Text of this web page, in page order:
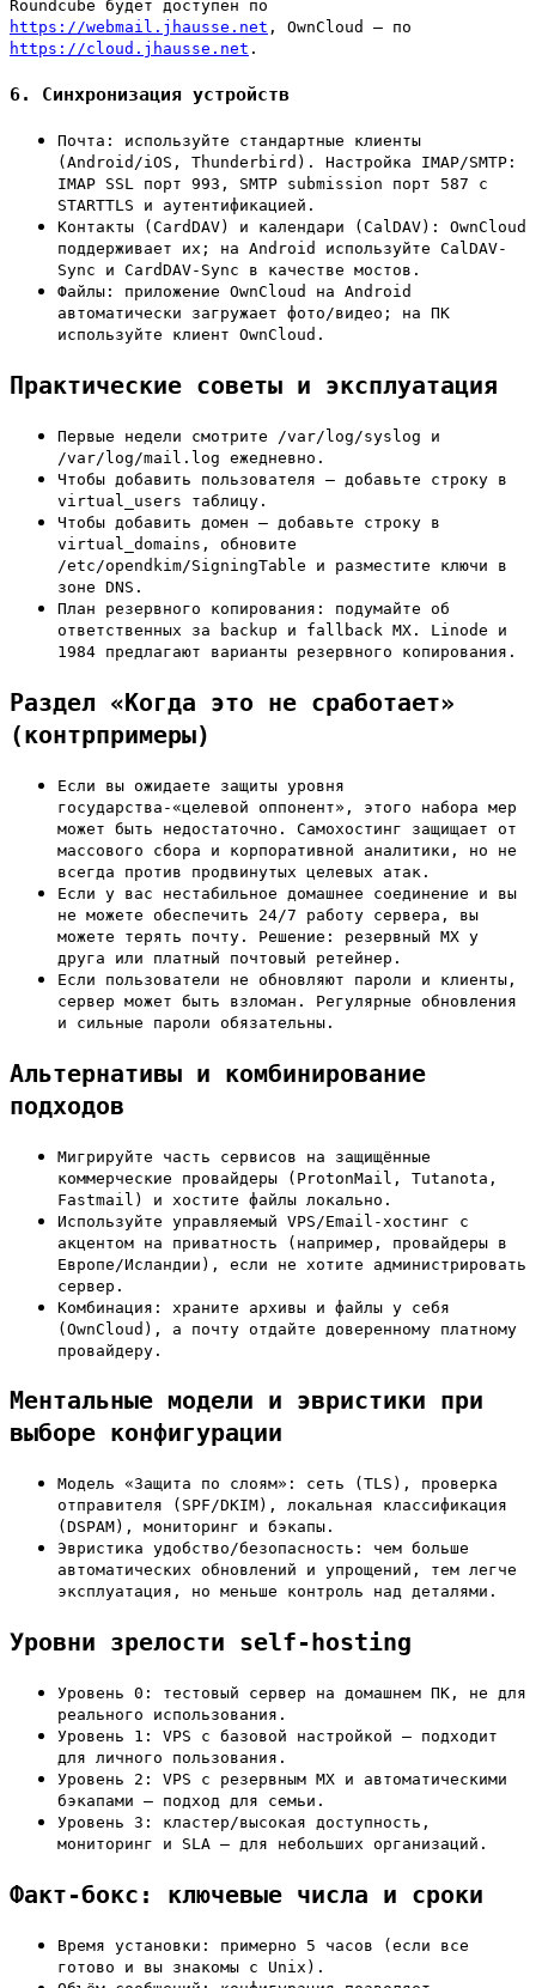
Roundcube будет доступен по
https://webmail.jhausse.net , OwnCloud — по
https://cloud.jhausse.net .
6. Синхронизация устройств
Почта: используйте стандартные клиенты
(Android/iOS, Thunderbird). Настройка IMAP/SMTP:
IMAP SSL порт 993, SMTP submission порт 587 с
STARTTLS и аутентификацией.
Контакты (CardDAV) и календари (CalDAV): OwnCloud
поддерживает их; на Android используйте CalDAV-
Sync и CardDAV-Sync в качестве мостов.
Файлы: приложение OwnCloud на Android
автоматически загружает фото/видео; на ПК
используйте клиент OwnCloud.
Практические советы и эксплуатация
Первые недели смотрите /var/log/syslog и
/var/log/mail.log ежедневно.
Чтобы добавить пользователя — добавьте строку в
virtual_users таблицу.
Чтобы добавить домен — добавьте строку в
virtual_domains, обновите
/etc/opendkim/SigningTable и разместите ключи в
зоне DNS.
План резервного копирования: подумайте об
ответственных за backup и fallback MX. Linode и
1984 предлагают варианты резервного копирования.
Раздел «Когда это не сработает»
(контрпримеры)
Если вы ожидаете защиты уровня
государства-«целевой оппонент», этого набора мер
может быть недостаточно. Самохостинг защищает от
массового сбора и корпоративной аналитики, но не
всегда против продвинутых целевых атак.
Если у вас нестабильное домашнее соединение и вы
не можете обеспечить 24/7 работу сервера, вы
можете терять почту. Решение: резервный MX у
друга или платный почтовый ретейнер.
Если пользователи не обновляют пароли и клиенты,
сервер может быть взломан. Регулярные обновления
и сильные пароли обязательны.
Альтернативы и комбинирование
подходов
Мигрируйте часть сервисов на защищённые
коммерческие провайдеры (ProtonMail, Tutanota,
Fastmail) и хостите файлы локально.
Используйте управляемый VPS/Email-хостинг с
акцентом на приватность (например, провайдеры в
Европе/Исландии), если не хотите администрировать
сервер.
Комбинация: храните архивы и файлы у себя
(OwnCloud), а почту отдайте доверенному платному
провайдеру.
Ментальные модели и эвристики при
выборе конфигурации
Модель «Защита по слоям»: сеть (TLS), проверка
отправителя (SPF/DKIM), локальная классификация
(DSPAM), мониторинг и бэкапы.
Эвристика удобство/безопасность: чем больше
автоматических обновлений и упрощений, тем легче
эксплуатация, но меньше контроль над деталями.
Уровни зрелости self-hosting
Уровень 0: тестовый сервер на домашнем ПК, не для
реального использования.
Уровень 1: VPS с базовой настройкой — подходит
для личного пользования.
Уровень 2: VPS с резервным MX и автоматическими
бэкапами — подход для семьи.
Уровень 3: кластер/высокая доступность,
мониторинг и SLA — для небольших организаций.
Факт-бокс: ключевые числа и сроки
Время установки: примерно 5 часов (если все
готово и вы знакомы с Unix).